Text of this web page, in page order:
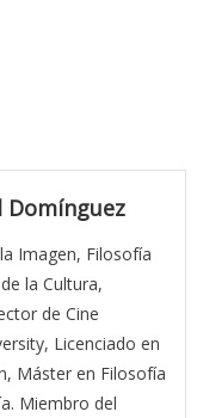
Domínguez
Imagen, Filosofía
la Cultura,
de Cine
Licenciado en
Máster en Filosofía
Miembro del